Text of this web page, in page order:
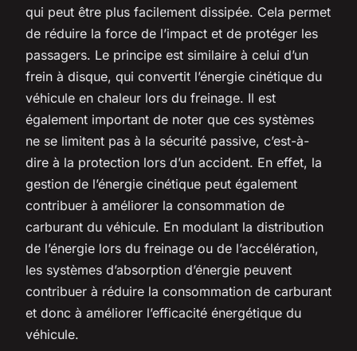
qui peut être plus facilement dissipée. Cela permet
de réduire la force de l’impact et de protéger les
passagers. Le principe est similaire à celui d’un
frein à disque, qui convertit l’énergie cinétique du
véhicule en chaleur lors du freinage. Il est
également important de noter que ces systèmes
ne se limitent pas à la sécurité passive, c’est-à-
dire à la protection lors d’un accident. En effet, la
gestion de l’énergie cinétique peut également
contribuer à améliorer la consommation de
carburant du véhicule. En modulant la distribution
de l’énergie lors du freinage ou de l’accélération,
les systèmes d’absorption d’énergie peuvent
contribuer à réduire la consommation de carburant
et donc à améliorer l’efficacité énergétique du
véhicule.